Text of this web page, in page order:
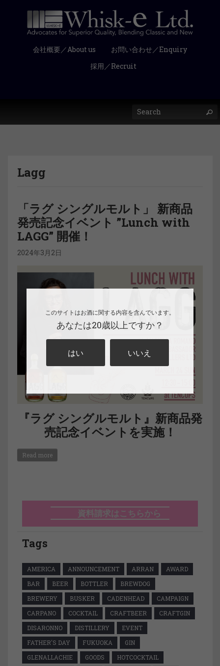
会社概要／About us
お問い合わせ／Enquiry
採用／Recruit
Lagg
「ラグ シングルモルト」 新商品
発売記念イベント ”Lunch with
LAGG” 開催！
2024年3月2日
『ラグ シングルモルト』新商品発
売記念イベントを実施！
Read more
資料請求はこちらから
Tags
AMERICA ANNOUNCEMENT ARRAN
AWARD
BAR
BEER BOTTLER
BREWDOG
BREWERY
BUSKER CADENHEAD
CAMPAIGN
CARPANO
COCKTAIL CRAFTBEER
CRAFTGIN
DISARONNO
DISTILLERY
EVENT
FATHER'S DAY
FUKUOKA
GIN
GLENALLACHIE
GOODS
HOTCOCKTAIL
このサイトはお酒に関する内容を含んでいます。
あなたは20歳以上ですか？
はい いいえ